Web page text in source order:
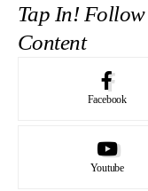
Tap In!
Content
Facebook
Youtube